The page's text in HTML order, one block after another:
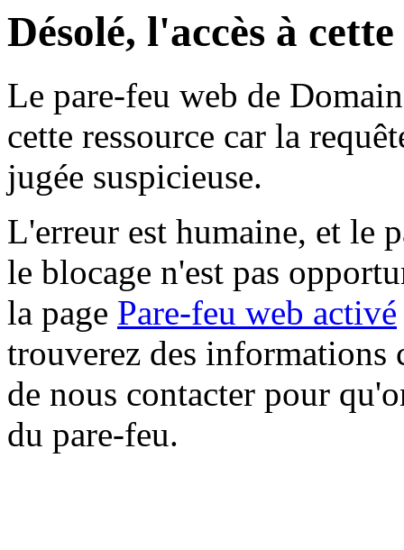
Désolé, l'accès à
Le pare-feu web de
cette ressource car la
jugée suspicieuse.
L'erreur est humaine, et le
le blocage n'est pas
la page Pare-feu web activé
trouverez des informations
de nous contacter pour
du pare-feu.